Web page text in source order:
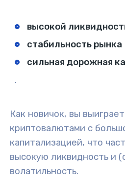
высокой
стабильность рынка
сильная дорожная
.
Как новичок, вы
криптовалютами с
капитализацией, что
высокую ликвидность и
волатильность.